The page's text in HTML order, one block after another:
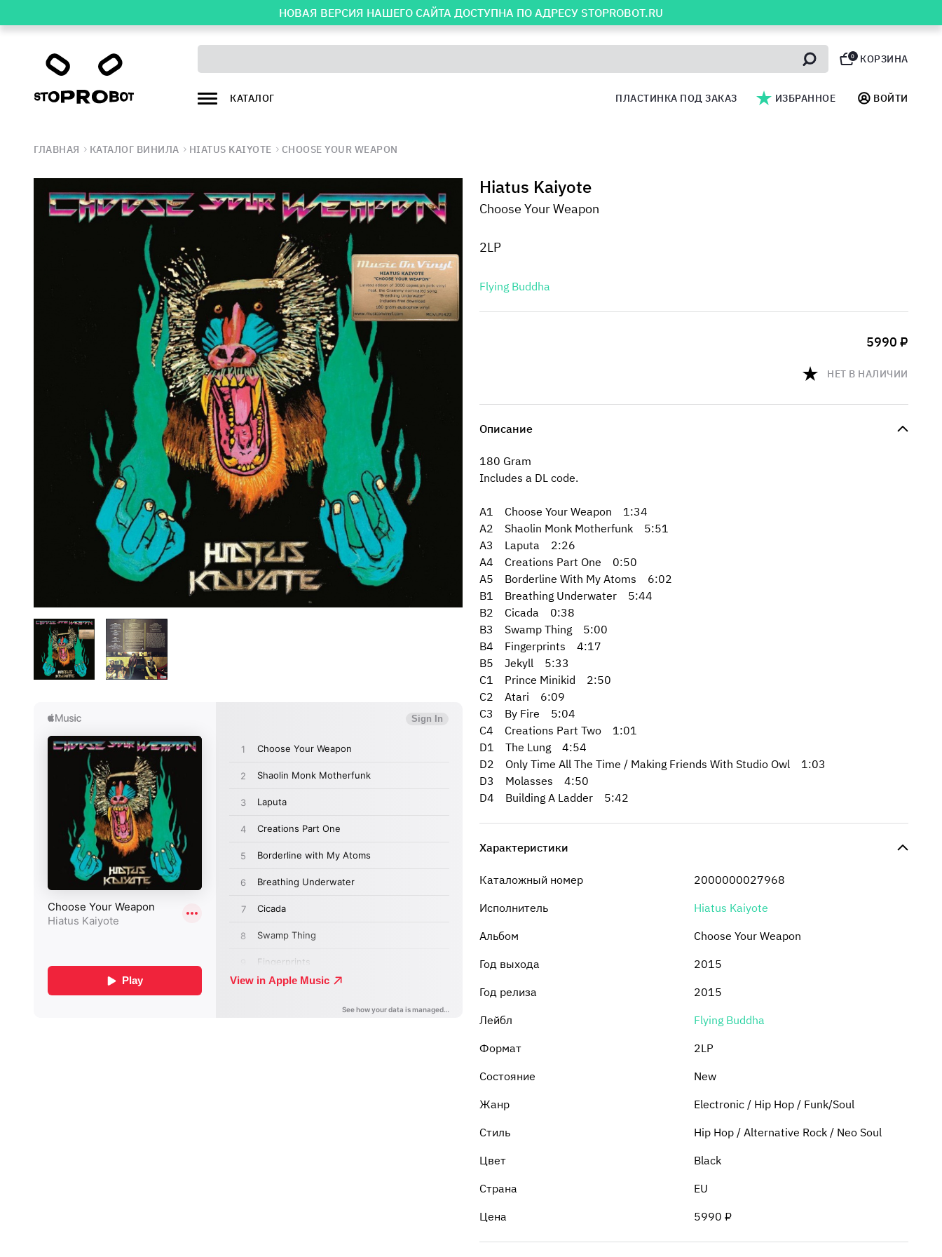
НОВАЯ ВЕРСИЯ НАШЕГО САЙТА ДОСТУПНА ПО АДРЕСУ STOPROBOT.RU
0 КОРЗИНА
ВОЙТИ
КАТАЛОГ ПЛАСТИНКА ПОД ЗАКАЗ ИЗБРАННОЕ
ГЛАВНАЯ КАТАЛОГ ВИНИЛА HIATUS KAIYOTE CHOOSE YOUR WEAPON
Hiatus Kaiyote
Choose Your Weapon
2LP
Flying Buddha
5990 ₽
НЕТ В НАЛИЧИИ
Описание
180 Gram
Includes a DL code.
A1 Choose Your Weapon 1:34
A2 Shaolin Monk Motherfunk 5:51
A3 Laputa 2:26
A4 Creations Part One 0:50
A5 Borderline With My Atoms 6:02
B1 Breathing Underwater 5:44
B2 Cicada 0:38
B3 Swamp Thing 5:00
B4 Fingerprints 4:17
B5 Jekyll 5:33
C1 Prince Minikid 2:50
C2 Atari 6:09
C3 By Fire 5:04
C4 Creations Part Two 1:01
D1 The Lung 4:54
D2 Only Time All The Time / Making Friends With Studio Owl 1:03
D3 Molasses 4:50
D4 Building A Ladder 5:42
Характеристики
Каталожный номер
2000000027968
Исполнитель
Hiatus Kaiyote
Альбом
Choose Your Weapon
Год выхода
2015
Год релиза
2015
Лейбл
Flying Buddha
Формат
2LP
Состояние
New
Жанр
Electronic / Hip Hop / Funk/Soul
Стиль
Hip Hop / Alternative Rock / Neo Soul
Цвет
Black
Страна
EU
Цена
5990 ₽